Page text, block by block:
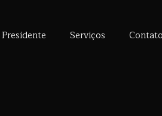
Presidente Serviços